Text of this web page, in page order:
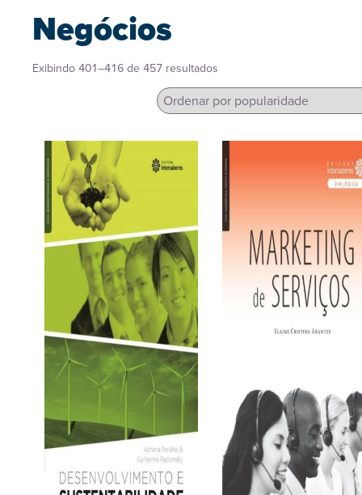
Negócios
Exibindo 401–416 de 457 resultados
popularidade